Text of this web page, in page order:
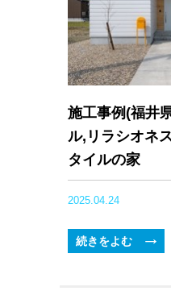
施工事例(福井
ル,リラシオネ
タイルの家
2025.04.24
続きをよむ